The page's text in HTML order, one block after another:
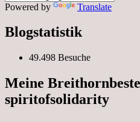
Powered by
Translate
Blogstatistik
49.498 Besuche
Meine
spiritofsolidarity